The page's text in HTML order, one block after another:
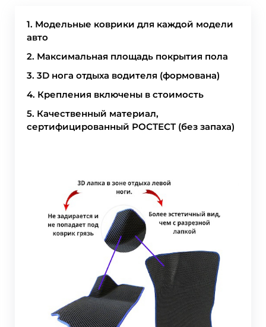
1. Модельные коврики для каждой модели
авто
2. Максимальная площадь покрытия пола
3. 3D нога отдыха водителя (формована)
4. Крепления включены в стоимость
5. Качественный материал,
сертифицированный РОСТЕСТ (без запаха)